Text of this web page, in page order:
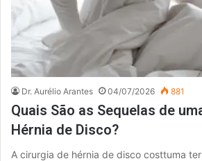
Dr. Aurélio Arantes 04/07/2026 881
Quais São as Sequelas de
Hérnia de Disco?
A cirurgia de hérnia de disco costtuma